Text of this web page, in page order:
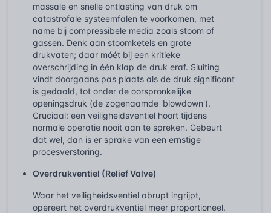
massale en snelle ontlasting van druk om
catastrofale systeemfalen te voorkomen, met
name bij compressibele media zoals stoom of
gassen. Denk aan stoomketels en grote
drukvaten; daar móét bij een kritieke
overschrijding in één klap de druk eraf. Sluiting
vindt doorgaans pas plaats als de druk significant
is gedaald, tot onder de oorspronkelijke
openingsdruk (de zogenaamde 'blowdown').
Cruciaal: een veiligheidsventiel hoort tijdens
normale operatie nooit aan te spreken. Gebeurt
dat wel, dan is er sprake van een ernstige
procesverstoring.
Overdrukventiel (Relief Valve)
Waar het veiligheidsventiel abrupt ingrijpt,
opereert het overdrukventiel meer proportioneel.